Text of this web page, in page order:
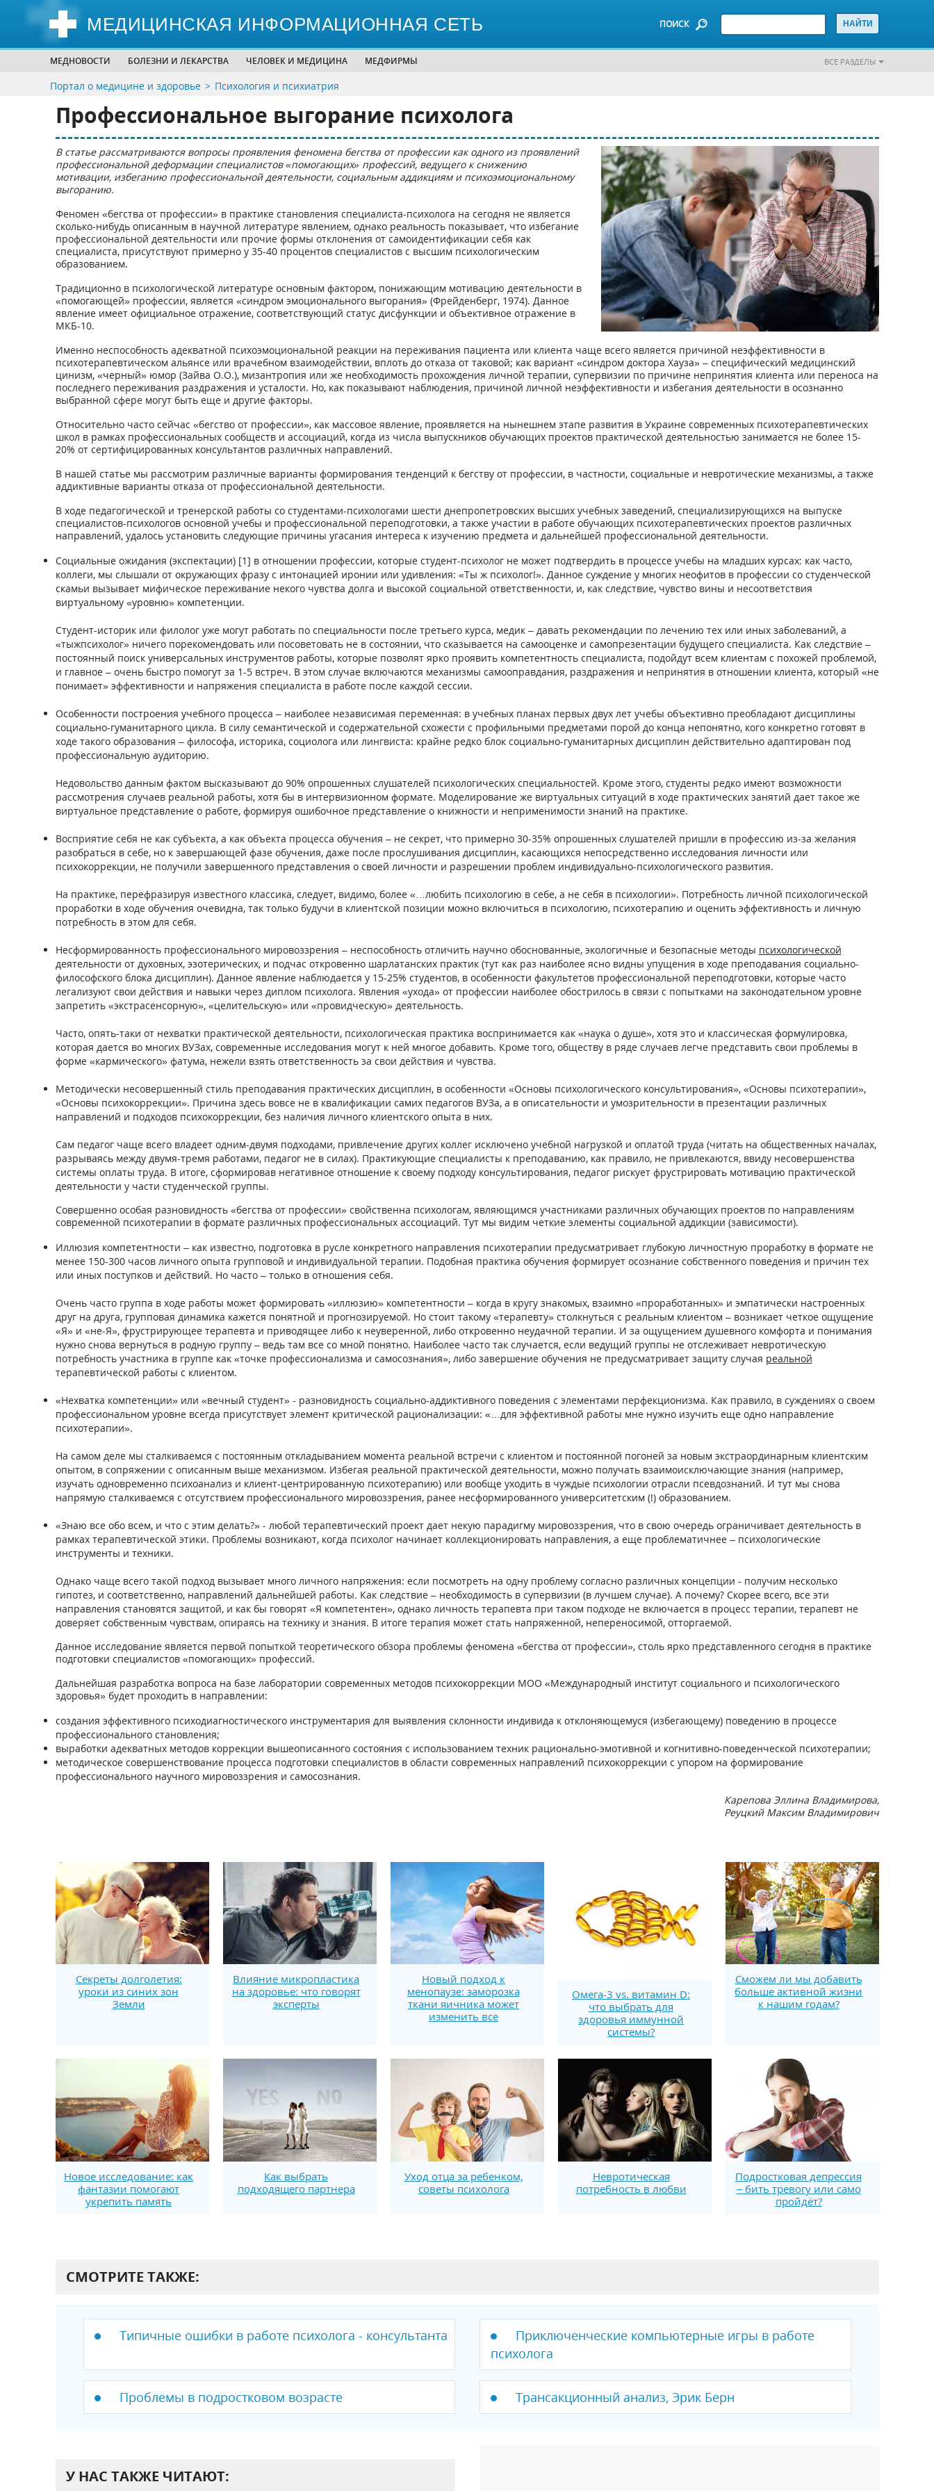
МЕДИЦИНСКАЯ ИНФОРМАЦИОННАЯ СЕТЬ ПОИСК
МЕДНОВОСТИ БОЛЕЗНИ И ЛЕКАРСТВА ЧЕЛОВЕК И МЕДИЦИНА МЕДФИРМЫ ВСЕ РАЗДЕЛЫ
Портал о медицине и здоровье Психология и психиатрия
Профессиональное выгорание психолога
В статье рассматриваются вопросы проявления феномена бегства от профессии как одного из проявлений
профессиональной деформации специалистов «помогающих» профессий, ведущего к снижению
мотивации, избеганию профессиональной деятельности, социальным аддикциям и психоэмоциональному
выгоранию.
Феномен «бегства от профессии» в практике становления специалиста-психолога на сегодня не является
сколько-нибудь описанным в научной литературе явлением, однако реальность показывает, что избегание
профессиональной деятельности или прочие формы отклонения от самоидентификации себя как
специалиста, присутствуют примерно у 35-40 процентов специалистов с высшим психологическим
образованием.
Традиционно в психологической литературе основным фактором, понижающим мотивацию деятельности в
«помогающей» профессии, является «синдром эмоционального выгорания» (Фрейденберг, 1974). Данное
явление имеет официальное отражение, соответствующий статус дисфункции и объективное отражение в
МКБ-10.
Именно неспособность адекватной психоэмоциональной реакции на переживания пациента или клиента чаще всего является причиной неэффективности в
психотерапевтическом альянсе или врачебном взаимодействии, вплоть до отказа от таковой; как вариант «синдром доктора Хауза» – специфический медицинский
цинизм, «черный» юмор (Зайва О.О.), мизантропия или же необходимость прохождения личной терапии, супервизии по причине непринятия клиента или переноса на
последнего переживания раздражения и усталости. Но, как показывают наблюдения, причиной личной неэффективности и избегания деятельности в осознанно
выбранной сфере могут быть еще и другие факторы.
Относительно часто сейчас «бегство от профессии», как массовое явление, проявляется на нынешнем этапе развития в Украине современных психотерапевтических
школ в рамках профессиональных сообществ и ассоциаций, когда из числа выпускников обучающих проектов практической деятельностью занимается не более 15-
20% от сертифицированных консультантов различных направлений.
В нашей статье мы рассмотрим различные варианты формирования тенденций к бегству от профессии, в частности, социальные и невротические механизмы, а также
аддиктивные варианты отказа от профессиональной деятельности.
В ходе педагогической и тренерской работы со студентами-психологами шести днепропетровских высших учебных заведений, специализирующихся на выпуске
специалистов-психологов основной учебы и профессиональной переподготовки, а также участии в работе обучающих психотерапевтических проектов различных
направлений, удалось установить следующие причины угасания интереса к изучению предмета и дальнейшей профессиональной деятельности.
Социальные ожидания (экспектации) [1] в отношении профессии, которые студент-психолог не может подтвердить в процессе учебы на младших курсах: как часто,
коллеги, мы слышали от окружающих фразу с интонацией иронии или удивления: «Ты ж психолог!». Данное суждение у многих неофитов в профессии со студенческой
скамьи вызывает мифическое переживание некого чувства долга и высокой социальной ответственности, и, как следствие, чувство вины и несоответствия
виртуальному «уровню» компетенции.
Студент-историк или филолог уже могут работать по специальности после третьего курса, медик – давать рекомендации по лечению тех или иных заболеваний, а
«тыжпсихолог» ничего порекомендовать или посоветовать не в состоянии, что сказывается на самооценке и самопрезентации будущего специалиста. Как следствие –
постоянный поиск универсальных инструментов работы, которые позволят ярко проявить компетентность специалиста, подойдут всем клиентам с похожей проблемой,
и главное – очень быстро помогут за 1-5 встреч. В этом случае включаются механизмы самооправдания, раздражения и непринятия в отношении клиента, который «не
понимает» эффективности и напряжения специалиста в работе после каждой сессии.
Особенности построения учебного процесса – наиболее независимая переменная: в учебных планах первых двух лет учебы объективно преобладают дисциплины
социально-гуманитарного цикла. В силу семантической и содержательной схожести с профильными предметами порой до конца непонятно, кого конкретно готовят в
ходе такого образования – философа, историка, социолога или лингвиста: крайне редко блок социально-гуманитарных дисциплин действительно адаптирован под
профессиональную аудиторию.
Недовольство данным фактом высказывают до 90% опрошенных слушателей психологических специальностей. Кроме этого, студенты редко имеют возможности
рассмотрения случаев реальной работы, хотя бы в интервизионном формате. Моделирование же виртуальных ситуаций в ходе практических занятий дает такое же
виртуальное представление о работе, формируя ошибочное представление о книжности и неприменимости знаний на практике.
Восприятие себя не как субъекта, а как объекта процесса обучения – не секрет, что примерно 30-35% опрошенных слушателей пришли в профессию из-за желания
разобраться в себе, но к завершающей фазе обучения, даже после прослушивания дисциплин, касающихся непосредственно исследования личности или
психокоррекции, не получили завершенного представления о своей личности и разрешении проблем индивидуально-психологического развития.
На практике, перефразируя известного классика, следует, видимо, более «…любить психологию в себе, а не себя в психологии». Потребность личной психологической
проработки в ходе обучения очевидна, так только будучи в клиентской позиции можно включиться в психологию, психотерапию и оценить эффективность и личную
потребность в этом для себя.
Несформированность профессионального мировоззрения – неспособность отличить научно обоснованные, экологичные и безопасные методы психологической
деятельности от духовных, эзотерических, и подчас откровенно шарлатанских практик (тут как раз наиболее ясно видны упущения в ходе преподавания социально-
философского блока дисциплин). Данное явление наблюдается у 15-25% студентов, в особенности факультетов профессиональной переподготовки, которые часто
легализуют свои действия и навыки через диплом психолога. Явления «ухода» от профессии наиболее обострилось в связи с попытками на законодательном уровне
запретить «экстрасенсорную», «целительскую» или «провидческую» деятельность.
Часто, опять-таки от нехватки практической деятельности, психологическая практика воспринимается как «наука о душе», хотя это и классическая формулировка,
которая дается во многих ВУЗах, современные исследования могут к ней многое добавить. Кроме того, обществу в ряде случаев легче представить свои проблемы в
форме «кармического» фатума, нежели взять ответственность за свои действия и чувства.
Методически несовершенный стиль преподавания практических дисциплин, в особенности «Основы психологического консультирования», «Основы психотерапии»,
«Основы психокоррекции». Причина здесь вовсе не в квалификации самих педагогов ВУЗа, а в описательности и умозрительности в презентации различных
направлений и подходов психокоррекции, без наличия личного клиентского опыта в них.
Сам педагог чаще всего владеет одним-двумя подходами, привлечение других коллег исключено учебной нагрузкой и оплатой труда (читать на общественных началах,
разрываясь между двумя-тремя работами, педагог не в силах). Практикующие специалисты к преподаванию, как правило, не привлекаются, ввиду несовершенства
системы оплаты труда. В итоге, сформировав негативное отношение к своему подходу консультирования, педагог рискует фрустрировать мотивацию практической
деятельности у части студенческой группы.
Совершенно особая разновидность «бегства от профессии» свойственна психологам, являющимся участниками различных обучающих проектов по направлениям
современной психотерапии в формате различных профессиональных ассоциаций. Тут мы видим четкие элементы социальной аддикции (зависимости).
Иллюзия компетентности – как известно, подготовка в русле конкретного направления психотерапии предусматривает глубокую личностную проработку в формате не
менее 150-300 часов личного опыта групповой и индивидуальной терапии. Подобная практика обучения формирует осознание собственного поведения и причин тех
или иных поступков и действий. Но часто – только в отношения себя.
Очень часто группа в ходе работы может формировать «иллюзию» компетентности – когда в кругу знакомых, взаимно «проработанных» и эмпатически настроенных
друг на друга, групповая динамика кажется понятной и прогнозируемой. Но стоит такому «терапевту» столкнуться с реальным клиентом – возникает четкое ощущение
«Я» и «не-Я», фрустрирующее терапевта и приводящее либо к неуверенной, либо откровенно неудачной терапии. И за ощущением душевного комфорта и понимания
нужно снова вернуться в родную группу – ведь там все со мной понятно. Наиболее часто так случается, если ведущий группы не отслеживает невротическую
потребность участника в группе как «точке профессионализма и самосознания», либо завершение обучения не предусматривает защиту случая реальной
терапевтической работы с клиентом.
«Нехватка компетенции» или «вечный студент» - разновидность социально-аддиктивного поведения с элементами перфекционизма. Как правило, в суждениях о своем
профессиональном уровне всегда присутствует элемент критической рационализации: «…для эффективной работы мне нужно изучить еще одно направление
психотерапии».
На самом деле мы сталкиваемся с постоянным откладыванием момента реальной встречи с клиентом и постоянной погоней за новым экстраординарным клиентским
опытом, в сопряжении с описанным выше механизмом. Избегая реальной практической деятельности, можно получать взаимоисключающие знания (например,
изучать одновременно психоанализ и клиент-центрированную психотерапию) или вообще уходить в чуждые психологии отрасли псевдознаний. И тут мы снова
напрямую сталкиваемся с отсутствием профессионального мировоззрения, ранее несформированного университетским (!) образованием.
«Знаю все обо всем, и что с этим делать?» - любой терапевтический проект дает некую парадигму мировоззрения, что в свою очередь ограничивает деятельность в
рамках терапевтической этики. Проблемы возникают, когда психолог начинает коллекционировать направления, а еще проблематичнее – психологические
инструменты и техники.
Однако чаще всего такой подход вызывает много личного напряжения: если посмотреть на одну проблему согласно различных концепции - получим несколько
гипотез, и соответственно, направлений дальнейшей работы. Как следствие – необходимость в супервизии (в лучшем случае). А почему? Скорее всего, все эти
направления становятся защитой, и как бы говорят «Я компетентен», однако личность терапевта при таком подходе не включается в процесс терапии, терапевт не
доверяет собственным чувствам, опираясь на технику и знания. В итоге терапия может стать напряженной, непереносимой, отторгаемой.
Данное исследование является первой попыткой теоретического обзора проблемы феномена «бегства от профессии», столь ярко представленного сегодня в практике
подготовки специалистов «помогающих» профессий.
Дальнейшая разработка вопроса на базе лаборатории современных методов психокоррекции МОО «Международный институт социального и психологического
здоровья» будет проходить в направлении:
создания эффективного психодиагностического инструментария для выявления склонности индивида к отклоняющемуся (избегающему) поведению в процессе
профессионального становления;
выработки адекватных методов коррекции вышеописанного состояния с использованием техник рационально-эмотивной и когнитивно-поведенческой психотерапии;
методическое совершенствование процесса подготовки специалистов в области современных направлений психокоррекции с упором на формирование
профессионального научного мировоззрения и самосознания.
Карепова Эллина Владимирова,
Реуцкий Максим Владимирович
Секреты долголетия:
уроки из синих зон
Земли
Влияние микропластика
на здоровье: что говорят
эксперты
Новый подход к
менопаузе: заморозка
ткани яичника может
изменить все
Омега-3 vs. витамин D:
что выбрать для
здоровья иммунной
системы?
Сможем ли мы добавить
больше активной жизни
к нашим годам?
Новое исследование: как
фантазии помогают
укрепить память
Как выбрать
подходящего партнера
Уход отца за ребенком,
советы психолога
Невротическая
потребность в любви
Подростковая депрессия
– бить тревогу или само
пройдёт?
СМОТРИТЕ ТАКЖЕ:
Типичные ошибки в работе психолога - консультанта
Приключенческие компьютерные игры в работе
психолога
Проблемы в подростковом возрасте Трансакционный анализ, Эрик Берн
У НАС ТАКЖЕ ЧИТАЮТ: